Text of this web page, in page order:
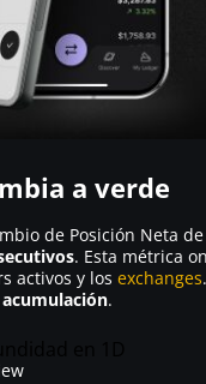
a verde
de Posición Neta
. Esta métrica
activos y los exchanges
.